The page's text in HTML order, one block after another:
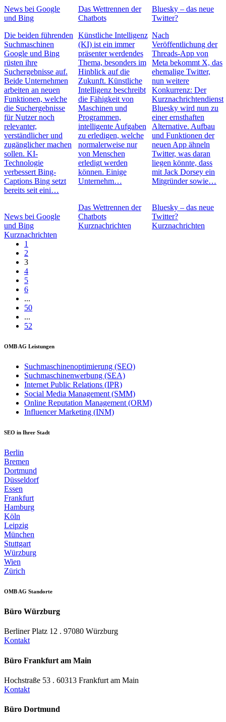
News bei Google
und Bing
Die beiden führenden
Suchmaschinen
Google und Bing
rüsten ihre
Suchergebnisse auf.
Beide Unternehmen
arbeiten an neuen
Funktionen, welche
die Suchergebnisse
für Nutzer noch
relevanter,
verständlicher und
zugänglicher machen
sollen. KI-
Technologie
verbessert Bing-
Captions Bing setzt
bereits seit eini…
News bei Google
und Bing
Kurznachrichten
Das Wettrennen der
Chatbots
Künstliche Intelligenz
(KI) ist ein immer
präsenter werdendes
Thema, besonders im
Hinblick auf die
Zukunft. Künstliche
Intelligenz beschreibt
die Fähigkeit von
Maschinen und
Programmen,
intelligente Aufgaben
zu erledigen, welche
normalerweise nur
von Menschen
erledigt werden
können. Einige
Unternehm…
Das Wettrennen der
Chatbots
Kurznachrichten
Bluesky – das neue
Twitter?
Nach
Veröffentlichung der
Threads-App von
Meta bekommt X, das
ehemalige Twitter,
nun weitere
Konkurrenz: Der
Kurznachrichtendienst
Bluesky wird nun zu
einer ernsthaften
Alternative. Aufbau
und Funktionen der
neuen App ähneln
Twitter, was daran
liegen könnte, dass
mit Jack Dorsey ein
Mitgründer sowie…
Bluesky – das neue
Twitter?
Kurznachrichten
1
2
3
4
5
6
...
50
...
52
OMB AG Leistungen
Suchmaschinenoptimierung (SEO)
Suchmaschinenwerbung (SEA)
Internet Public Relations (IPR)
Social Media Management (SMM)
Online Reputation Management (ORM)
Influencer Marketing (INM)
SEO in Ihrer Stadt
Berlin
Bremen
Dortmund
Düsseldorf
Essen
Frankfurt
Hamburg
Köln
Leipzig
München
Stuttgart
Würzburg
Wien
Zürich
OMB AG Standorte
Büro Würzburg
Berliner Platz 12 . 97080 Würzburg
Kontakt
Büro Frankfurt am Main
Hochstraße 53 . 60313 Frankfurt am Main
Kontakt
Büro Dortmund